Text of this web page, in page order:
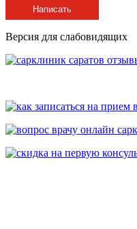
Написать
Версия для слабовидящих